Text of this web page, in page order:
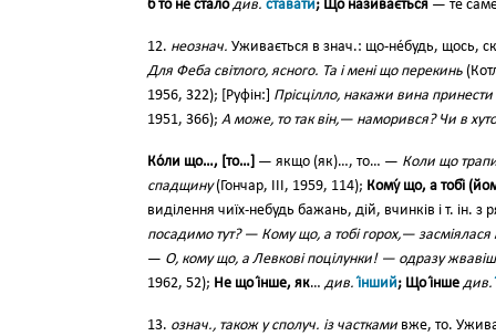
б то не ста́ло див. става́ти; Що назива́ється — те
12. неознач. Уживається в знач.: що-не́будь, щось,
Для Феба світлого, ясного. Та і мені що перекинь
1956, 322); [Руфін:] Прісцілло, накажи вина
1951, 366); А може, то так він,— наморився? Чи в
Ко́ли що…, [то…] — якщо (як)…, то… — Коли що
спадщину(Гончар, III, 1959, 114); Кому́ що, а тобі́
виділення чиїх-небудь бажань, дій, вчинків і т. ін.
посадимо тут? — Кому що, а тобі горох,—
— О, кому що, а Левкові поцілунки! — одразу
1962, 52); Не що і́нше, як… див. і́нший; Що і́нше див.
13. означ., також у сполуч. із частками вже, то.